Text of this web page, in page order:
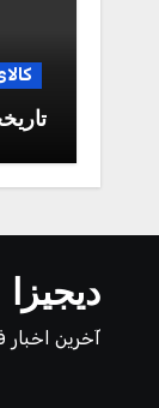
دیجیزا
آخرین اخبار